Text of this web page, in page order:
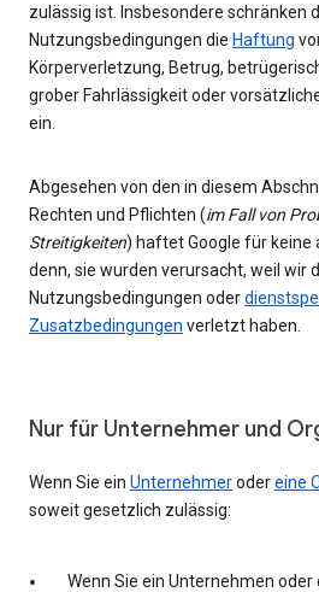
zulässig ist. Insbesondere schränken
Nutzungsbedingungen die Haftung
Körperverletzung, Betrug,
grober Fahrlässigkeit oder
ein.
Abgesehen von den in diesem
Rechten und Pflichten (im Fall von
Streitigkeiten) haftet Google für keine
denn, sie wurden verursacht, weil wir
Nutzungsbedingungen oder
Zusatzbedingungen verletzt haben.
Nur für Unternehmer und
Wenn Sie ein Unternehmerodereine
soweit gesetzlich zulässig:
Wenn Sie ein Unternehmen oder